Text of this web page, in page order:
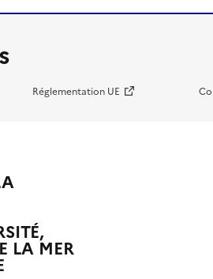
Réglementation UE
LA MER